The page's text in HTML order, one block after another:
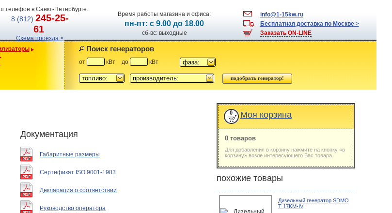
телефон в Санкт-Петербурге:
8 (812) 245-25-
61
Схема проезда >
Время работы магазина и офиса:
пн-пт: с 9.00 до 18.00
сб-вс: выходные
info@1-15kw.ru
Бесплатная доставка по Москве >
Заказать ON-LINE
Поиск генераторов
от кВт до кВт фаза:
топливо: производитель:
Документация
Габаритные размеры
Сертификат ISO 9001-1983
Декларация о соответствии
Руководство оператора
0 Моя корзина
0 товаров
Для добавления в корзину нажмите на кнопку «в
корзину» возле интересующего Вас товара.
похожие товары
Дизельный генератор SDMO
Т 17KM-IV